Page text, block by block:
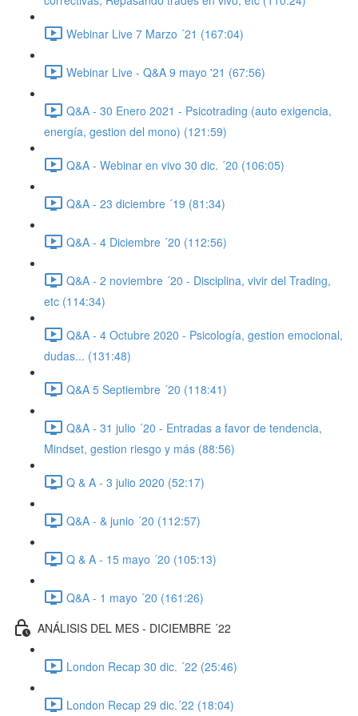
Webinar Live 7 Marzo ´21 (167:04)
Webinar Live - Q&A 9 mayo '21 (67:56)
Q&A - 30 Enero 2021 - Psicotrading (auto exigencia,
energía, gestion del mono) (121:59)
Q&A - Webinar en vivo 30 dic. ´20 (106:05)
Q&A - 23 diciembre ´19 (81:34)
Q&A - 4 Diciembre ´20 (112:56)
Q&A - 2 noviembre ´20 - Disciplina, vivir del Trading,
etc (114:34)
Q&A - 4 Octubre 2020 - Psicología, gestion emocional,
dudas... (131:48)
Q&A 5 Septiembre ´20 (118:41)
Q&A - 31 julio ´20 - Entradas a favor de tendencia,
Mindset, gestion riesgo y más (88:56)
Q & A - 3 julio 2020 (52:17)
Q&A - & junio ´20 (112:57)
Q & A - 15 mayo ´20 (105:13)
Q&A - 1 mayo ´20 (161:26)
ANÁLISIS DEL MES - DICIEMBRE ´22
London Recap 30 dic. ´22 (25:46)
London Recap 29 dic.´22 (18:04)